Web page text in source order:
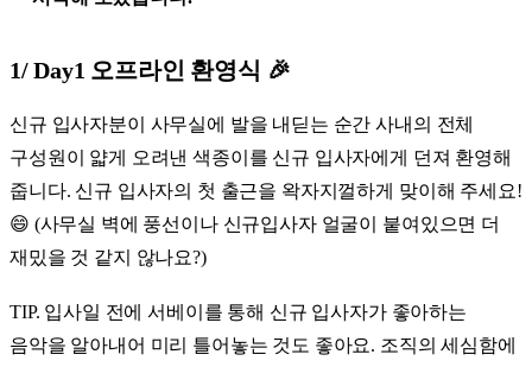
1/ Day1 오프라인 환영식 🎉
신규 입사자분이 사무실에 발을 내딛는 순간 사내의 전체
구성원이 얇게 오려낸 색종이를 신규 입사자에게 던져 환영해
줍니다. 신규 입사자의 첫 출근을 왁자지껄하게 맞이해 주세요!
😄 (사무실 벽에 풍선이나 신규입사자 얼굴이 붙여있으면 더
재밌을 것 같지 않나요?)
TIP. 입사일 전에 서베이를 통해 신규 입사자가 좋아하는
음악을 알아내어 미리 틀어놓는 것도 좋아요. 조직의 세심함에